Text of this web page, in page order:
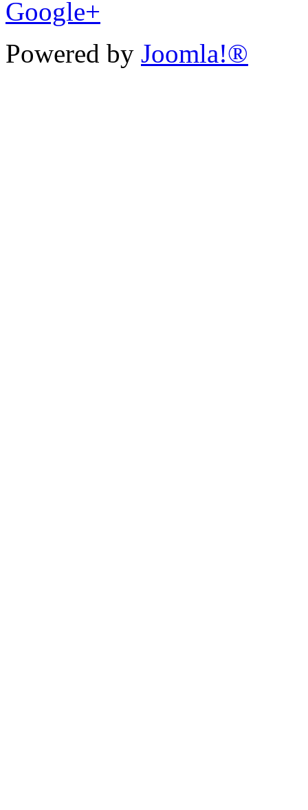
Google+
Powered by Joomla!®